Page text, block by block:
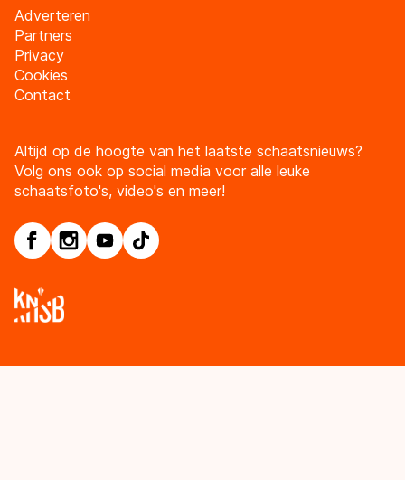
Adverteren
Partners
Privacy
Cookies
Contact
Altijd op de hoogte van het laatste schaatsnieuws?
Volg ons ook op social media voor alle leuke
schaatsfoto's, video's en meer!